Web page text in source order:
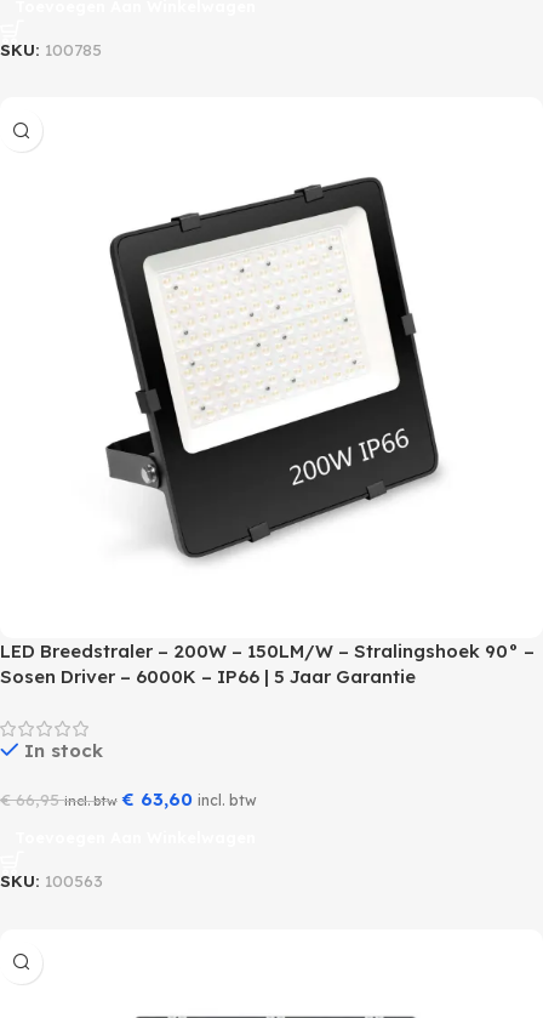
SKU: 100785
LED Breedstraler – 200W – 150LM/W – Stralingshoek 90° –
Sosen Driver – 6000K – IP66 | 5 Jaar Garantie
In stock
€66,95 incl. btw € 63,60 incl. btw
SKU: 100563